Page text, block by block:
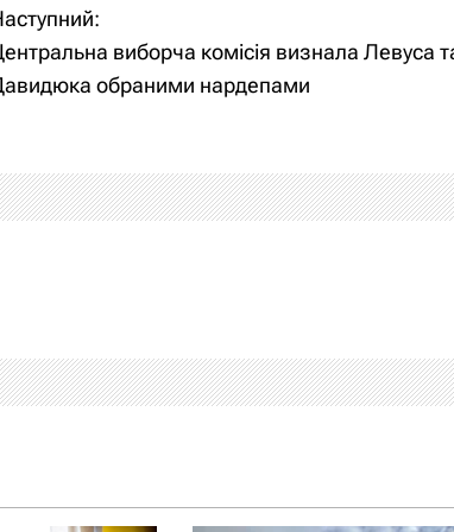
виборча комісія визнала Левуса
обраними нардепами